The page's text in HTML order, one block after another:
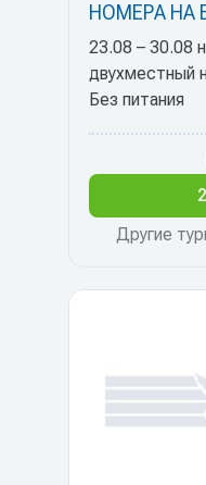
НОМЕРА НА
23.08 – 30.08
двухместный
Без питания
Другие